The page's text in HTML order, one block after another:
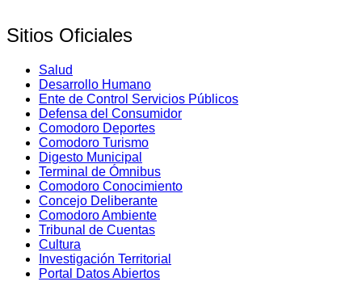
Sitios Oficiales
Salud
Desarrollo Humano
Ente de Control Servicios Públicos
Defensa del Consumidor
Comodoro Deportes
Comodoro Turismo
Digesto Municipal
Terminal de Ómnibus
Comodoro Conocimiento
Concejo Deliberante
Comodoro Ambiente
Tribunal de Cuentas
Cultura
Investigación Territorial
Portal Datos Abiertos